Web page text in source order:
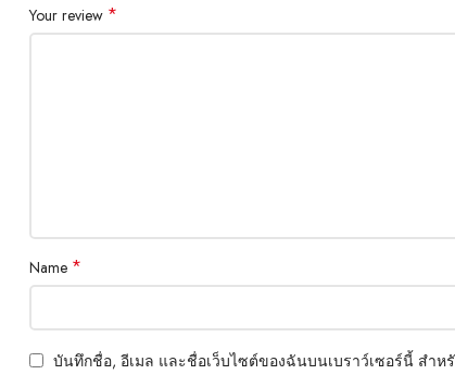
Your review *
Name *
บันทึกชื่อ, อีเมล และชื่อเว็บไซต์ของฉันบนเบราว์เซอร์นี้ สำห